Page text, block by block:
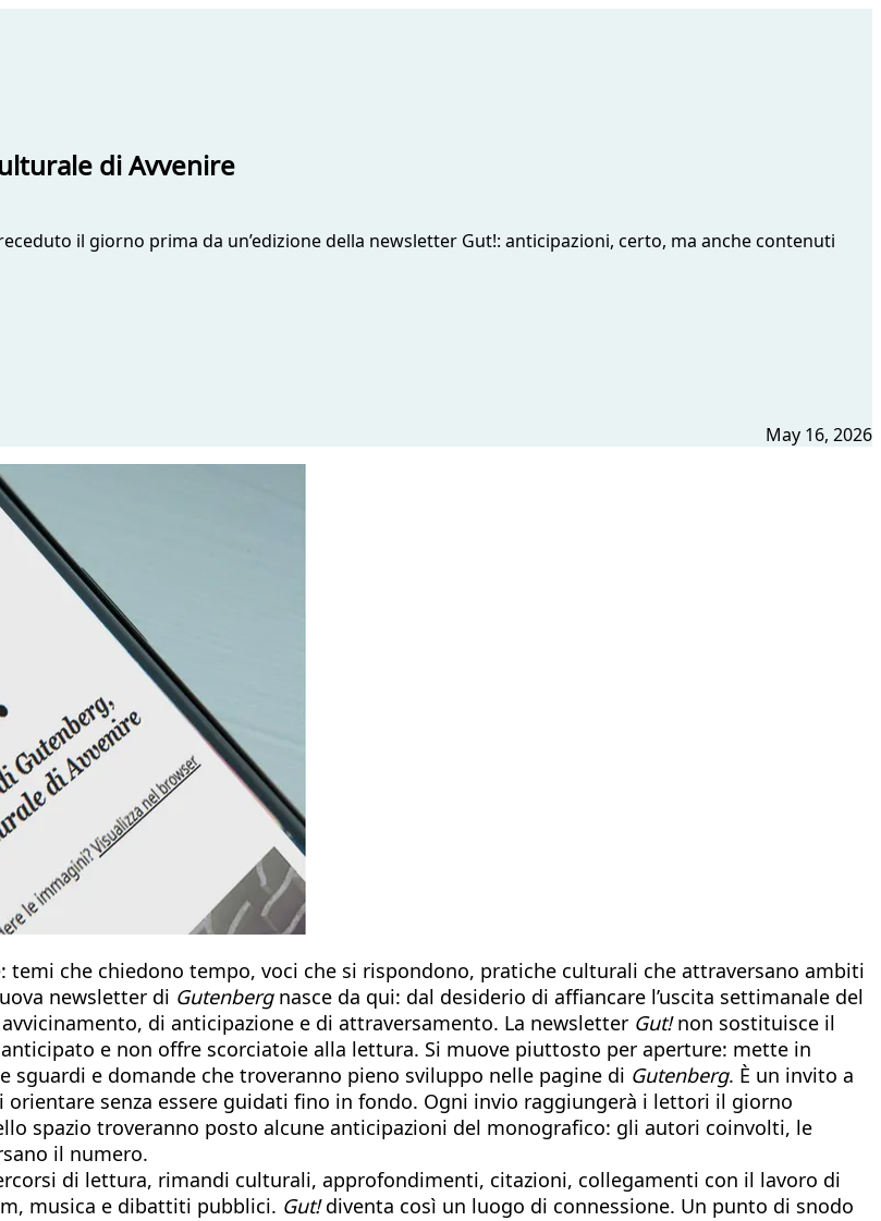
di Avvenire
il giorno prima da un’edizione della newsletter Gut!: anticipazioni, certo, ma anche contenuti
May 16, 2026
temi che chiedono tempo, voci che si rispondono, pratiche culturali che attraversano ambiti
newsletter di Gutenberg nasce da qui: dal desiderio di affiancare l’uscita settimanale del
di anticipazione e di attraversamento. La newsletter Gut!non sostituisce il
e non offre scorciatoie alla lettura. Si muove piuttosto per aperture: mette in
e domande che troveranno pieno sviluppo nelle pagine di Gutenberg. È un invito a
senza essere guidati fino in fondo. Ogni invio raggiungerà i lettori il giorno
spazio troveranno posto alcune anticipazioni del monografico: gli autori coinvolti, le
il numero.
di lettura, rimandi culturali, approfondimenti, citazioni, collegamenti con il lavoro di
musica e dibattiti pubblici. Gut!diventa così un luogo di connessione. Un punto di snodo